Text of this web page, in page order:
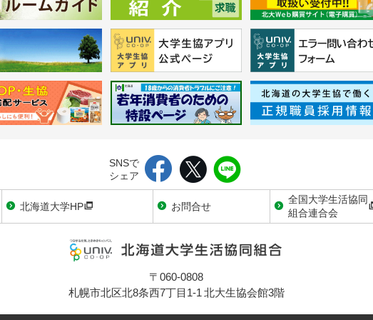
SNSで
シェア
北海道大学HP お問合せ
全国大学生活協同
組合連合会
〒060-0808
札幌市北区北8条西7丁目1-1 北大生協会館3階